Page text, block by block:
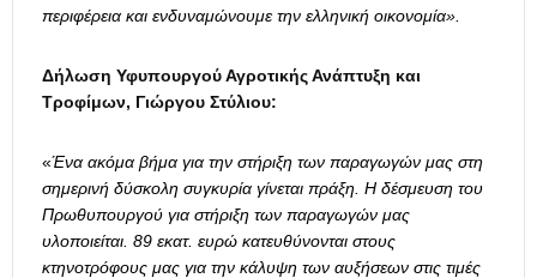
περιφέρεια και ενδυναμώνουμε την ελληνική οικονομία».
Δήλωση Υφυπουργού Αγροτικής Ανάπτυξη και
Τροφίμων, Γιώργου Στύλιου:
«Ένα ακόμα βήμα για την στήριξη των παραγωγών μας στη
σημερινή δύσκολη συγκυρία γίνεται πράξη. Η δέσμευση του
Πρωθυπουργού για στήριξη των παραγωγών μας
υλοποιείται. 89 εκατ. ευρώ κατευθύνονται στους
κτηνοτρόφους μας για την κάλυψη των αυξήσεων στις τιμές